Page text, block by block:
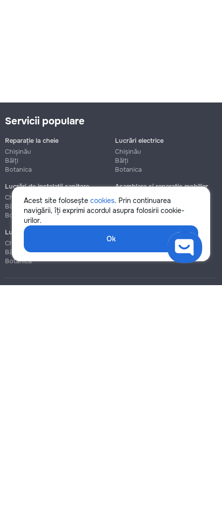
Acest site folosește cookies. Prin continuarea
navigării, îți exprimi acordul asupra folosirii cookie-
urilor.
Ok
Servicii populare
Reparație la cheie
Chișinău
Bălți
Botanica
Lucrări electrice
Chișinău
Bălți
Botanica
Lucrări de instalații sanitare
Chișinău
Bălți
Botanica
Asamblare și reparație mobilier
Chișinău
Botanica
Lucrări de construcție și instalare
Chișinău
Bălți
Botanica